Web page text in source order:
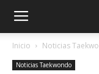
Inicio Noticias
Noticias Taekwondo